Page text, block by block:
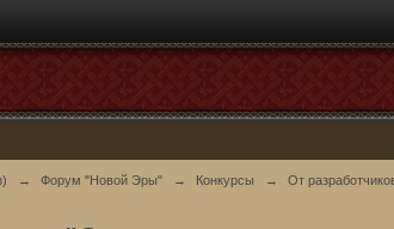
→ Форум "Новой Эры" → Конкурсы → От